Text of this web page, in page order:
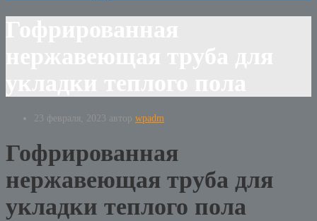
23 февраля, 2023 автор wpadm
Гофрированная
нержавеющая труба для
укладки теплого пола